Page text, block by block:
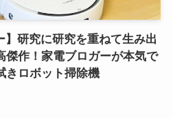
】研究に研究を重ねて生み出
傑作！家電ブロガーが本気で
きロボット掃除機